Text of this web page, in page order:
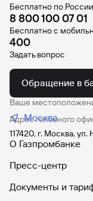
Бесплатно по России
8 800 100 07 01
Бесплатно с
400
Задать вопрос
Обращение в
Ваше
Москва
Адрес головного
117420, г. Москва,
О Газпромбанке
Пресс-центр
Документы и